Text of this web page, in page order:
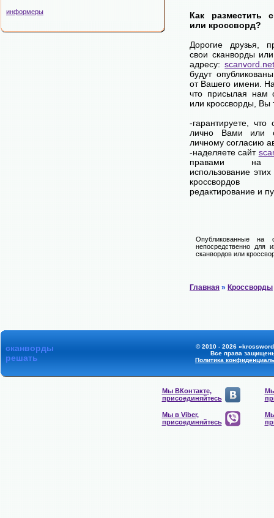
информеры
Как разместить
или кроссворд?
Дорогие друзья,
свои сканворды
адресу:
будут
от Вашего имени.
что присылая нам
или кроссворды,
-гарантируете, что
лично Вами или
личному согласию
-наделяете сайт
правами на
использование
редактирование и
Опубликованные на
непосредственно для
сканвордов или
Главная » Кроссворды
сканворды
решать
© 2010 - 2026
Все права
Политика
Мы ВКонтакте,
присоединяйтесь
Мы в Viber,
присоединяйтесь